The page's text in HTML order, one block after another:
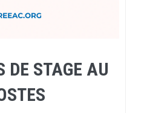
DE STAGE AU